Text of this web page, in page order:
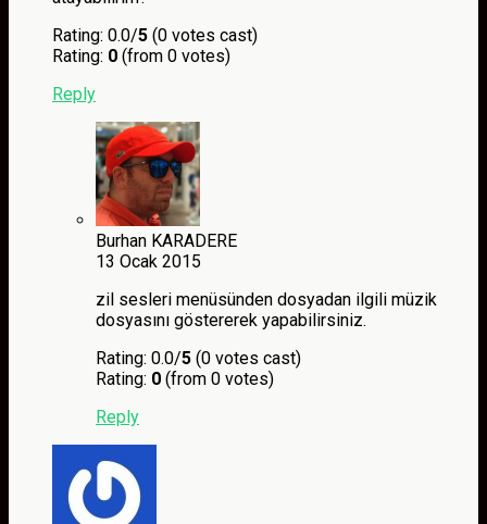
Rating: 0.0/5 (0 votes cast)
Rating: 0 (from 0 votes)
Reply
Burhan KARADERE
13 Ocak 2015
zil sesleri menüsünden dosyadan ilgili müzik
dosyasını göstererek yapabilirsiniz.
Rating: 0.0/5 (0 votes cast)
Rating: 0 (from 0 votes)
Reply